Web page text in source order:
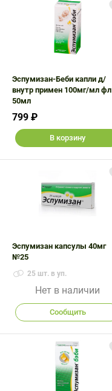
Эспумизан-Беби капли д/
внутр примен 100мг/мл фл
50мл
799 ₽
В корзину
Эспумизан капсулы 40мг
№25
25 шт. в уп.
Нет в наличии
Сообщить
Средства
алкоголизма
и курения